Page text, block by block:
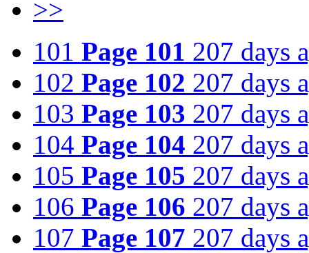
>>
101 Page 101 207 days
102 Page 102 207 days
103 Page 103 207 days
104 Page 104 207 days
105 Page 105 207 days
106 Page 106 207 days
107 Page 107 207 days